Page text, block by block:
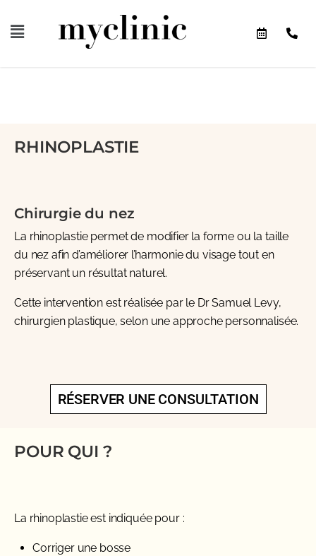
RHINOPLASTIE
Chirurgie du nez
La rhinoplastie permet de modifier la forme ou la taille
du nez afin d’améliorer l’harmonie du visage tout en
préservant un résultat naturel.
Cette intervention est réalisée par le Dr Samuel Levy,
chirurgien plastique, selon une approche personnalisée.
RÉSERVER UNE CONSULTATION
POUR QUI ?
La rhinoplastie est indiquée pour :
Corriger une bosse